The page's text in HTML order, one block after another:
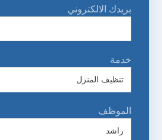
بريدك الالكتروني
خدمة
الموظف